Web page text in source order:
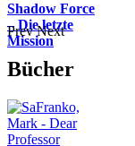
Shadow Force
– Die letzte
Mission
Prev Next
Bücher